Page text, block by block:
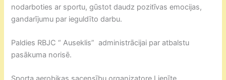
nodarboties ar sportu, gūstot daudz pozitīvas emocijas,
gandarījumu par ieguldīto darbu.
Paldies RBJC “ Auseklis” administrācijai par atbalstu
pasākuma norisē.